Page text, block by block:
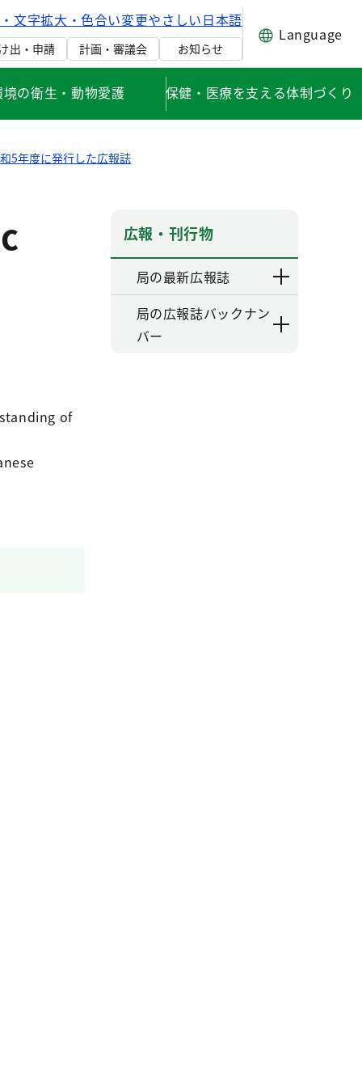
文字拡大・色合い変更やさしい日本語
出・申請 計画・審議会 お知らせ
Language
の衛生・動物愛護 保健・医療を支える体制づくり
5年度に発行した広報誌
of
広報・刊行物
局の最新広報誌
局の広報誌バックナン
バー